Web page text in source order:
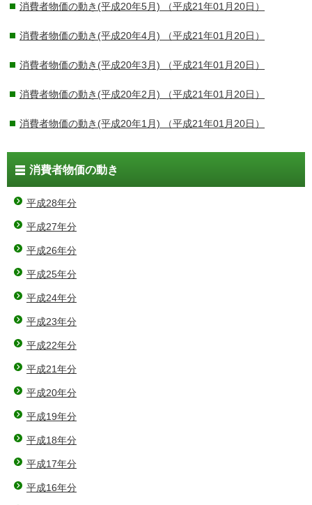
消費者物価の動き(平成20年5月) （平成21年01月20日）
消費者物価の動き(平成20年4月) （平成21年01月20日）
消費者物価の動き(平成20年3月) （平成21年01月20日）
消費者物価の動き(平成20年2月) （平成21年01月20日）
消費者物価の動き(平成20年1月) （平成21年01月20日）
消費者物価の動き
平成28年分
平成27年分
平成26年分
平成25年分
平成24年分
平成23年分
平成22年分
平成21年分
平成20年分
平成19年分
平成18年分
平成17年分
平成16年分